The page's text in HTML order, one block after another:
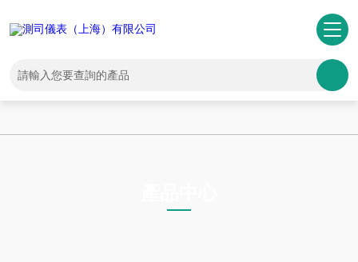
黄一级大片-农村妇女毛片-成人音影-国产123区在线观看-亚洲国产精品
无码久久久-懂色中文一区二区在线播放-久久综合久久伊人